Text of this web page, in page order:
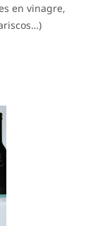
en vinagre,